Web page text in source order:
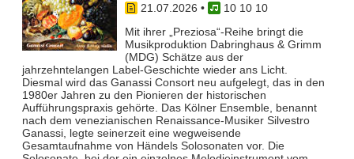
21.07.2026 •
10 10 10
Mit ihrer „Preziosa“-Reihe bringt die
Musikproduktion Dabringhaus & Grimm
(MDG) Schätze aus der
jahrzehntelangen Label-Geschichte wieder ans Licht.
Diesmal wird das Ganassi Consort neu aufgelegt, das in den
1980er Jahren zu den Pionieren der historischen
Aufführungspraxis gehörte. Das Kölner Ensemble, benannt
nach dem venezianischen Renaissance-Musiker Silvestro
Ganassi, legte seinerzeit eine wegweisende
Gesamtaufnahme von Händels Solosonaten vor. Die